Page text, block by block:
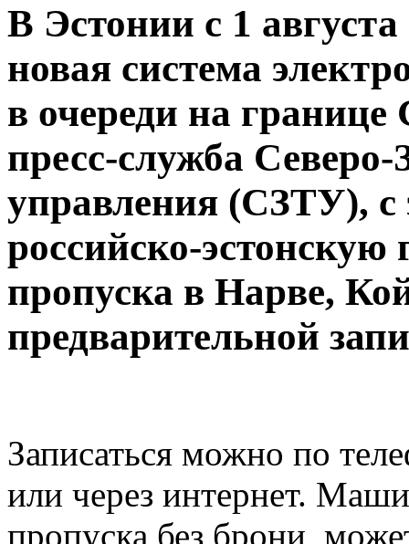
В Эстонии с 1 августа
новая система
в очереди на
пресс-служба
управления (СЗТУ), с
российско-
пропуска в Нарве,
предварительной
Записаться можно по
или через интернет.
пропуска без брони,